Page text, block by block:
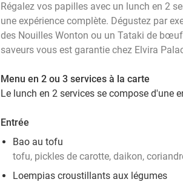
Régalez vos papilles avec un lunch en 2
une expérience complète. Dégustez par
des Nouilles Wonton ou un Tataki de
saveurs vous est garantie chez Elvira
Menu en 2 ou 3 services à la carte
Le lunch en 2 services se compose d'une
Entrée
Bao au tofu
tofu, pickles de carotte, daikon,
Loempias croustillants aux légumes